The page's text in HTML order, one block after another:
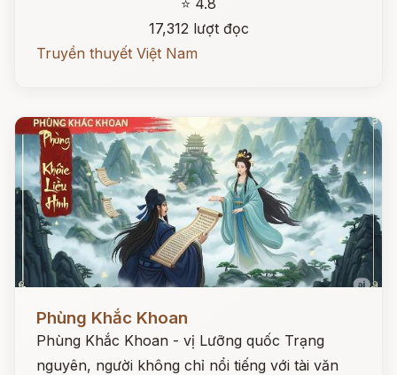
⭐ 4.8
17,312 lượt đọc
Truyền thuyết Việt Nam
Phùng Khắc Khoan
Phùng Khắc Khoan - vị Lưỡng quốc Trạng
nguyên, người không chỉ nổi tiếng với tài văn